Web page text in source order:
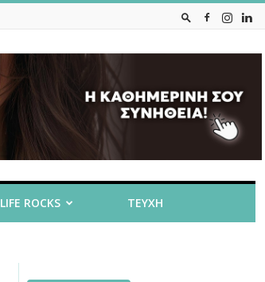
LIFE ROCKS ΤΕΥΧΗ